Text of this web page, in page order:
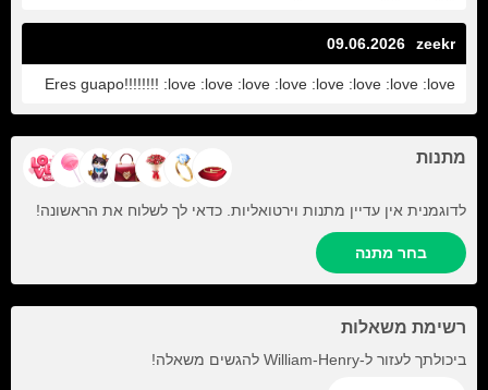
zeekr
09.06.2026
Eres guapo!!!!!!!! :love :love :love :love :love :love :love :love
מתנות
לדוגמנית אין עדיין מתנות וירטואליות. כדאי לך לשלוח את הראשונה!
בחר מתנה
רשימת משאלות
ביכולתך לעזור ל-William-Henry להגשים משאלה!